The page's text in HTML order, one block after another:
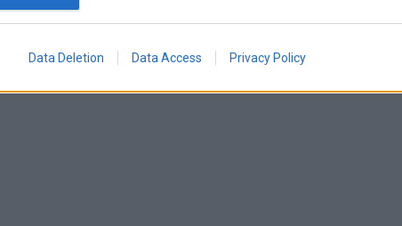
Data Deletion Data Access Privacy Policy